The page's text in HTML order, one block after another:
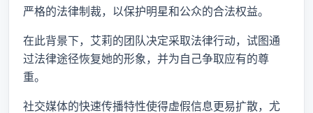
严格的法律制裁，以保护明星和公众的合法权益。
在此背景下，艾莉的团队决定采取法律行动，试图通
过法律途径恢复她的形象，并为自己争取应有的尊
重。
社交媒体的快速传播特性使得虚假信息更易扩散，尤